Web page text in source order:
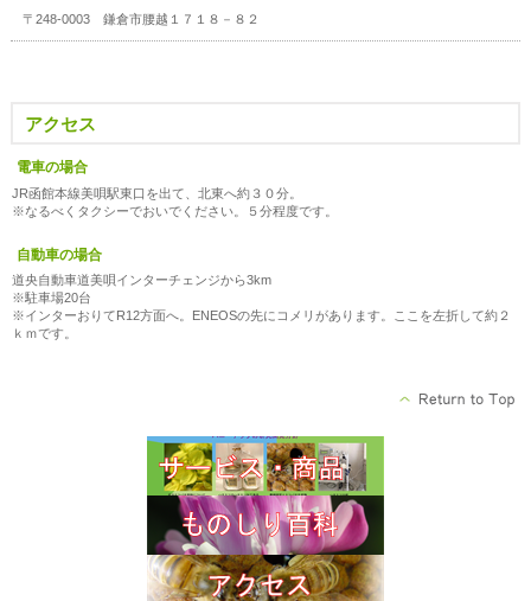
〒248-0003 鎌倉市腰越１７１８－８２
アクセス
電車の場合
JR函館本線美唄駅東口を出て、北東へ約３０分。
※なるべくタクシーでおいでください。５分程度です。
自動車の場合
道央自動車道美唄インターチェンジから3km
※駐車場20台
※インターおりてR12方面へ。ENEOSの先にコメリがあります。ここを左折して約２
ｋｍです。